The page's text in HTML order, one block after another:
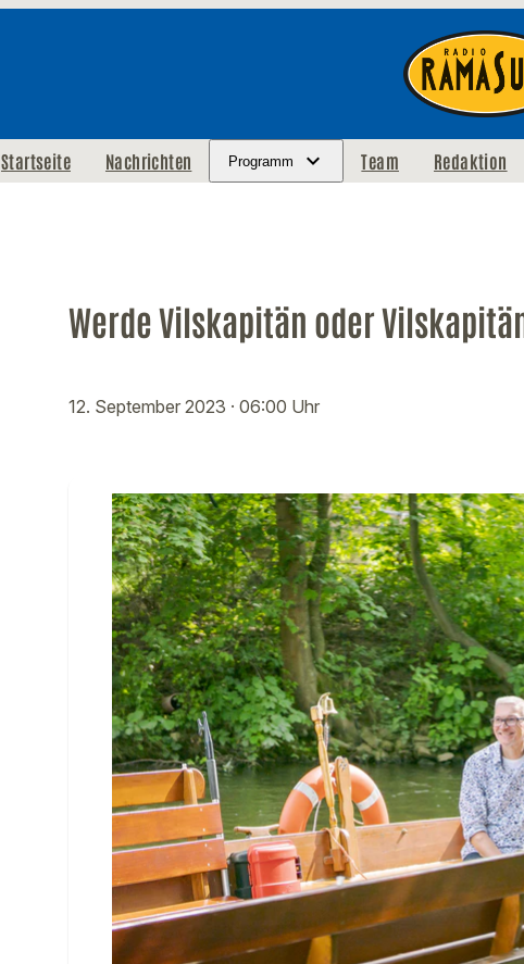
Startseite Nachrichten Programm Team Redaktion
Werde Vilskapitän oder
12. September 2023 · 06:00 Uhr